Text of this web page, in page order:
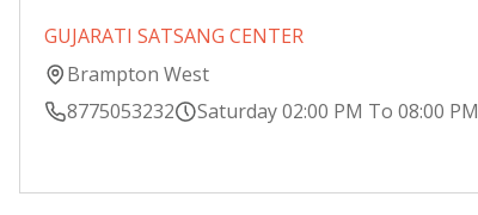
GUJARATI SATSANG CENTER
Brampton West
8775053232
Saturday 02:00 PM To 08:00 PM